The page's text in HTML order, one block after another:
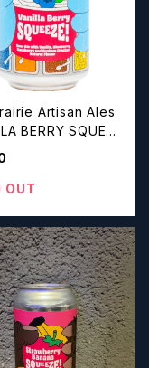
Artisan Ales
BERRY SQUEEZ
トビール】
OUT